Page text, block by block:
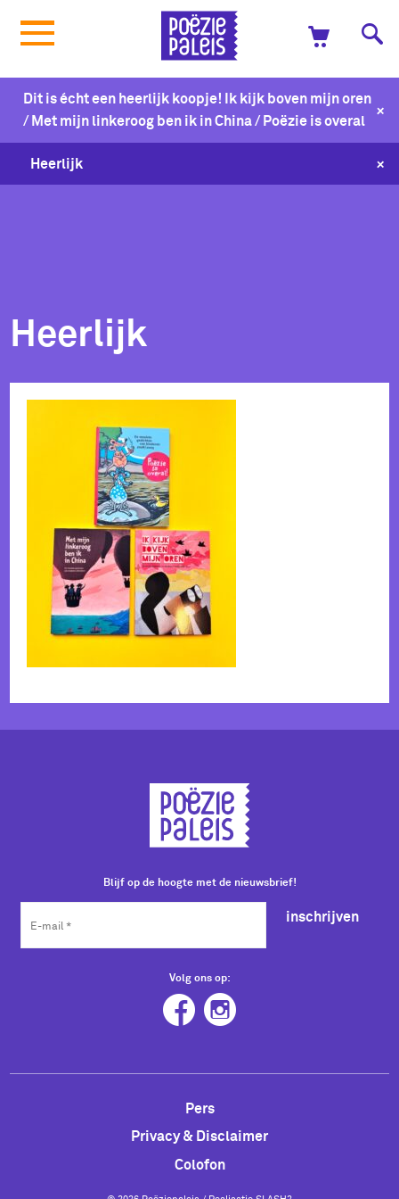
Dit is écht een heerlijk koopje! Ik kijk boven mijn oren
/ Met mijn linkeroog ben ik in China / Poëzie is overal
+
Heerlijk +
Heerlijk
Blijf op de hoogte met de nieuwsbrief!
inschrijven
Volg ons op:
Pers
Privacy & Disclaimer
Colofon